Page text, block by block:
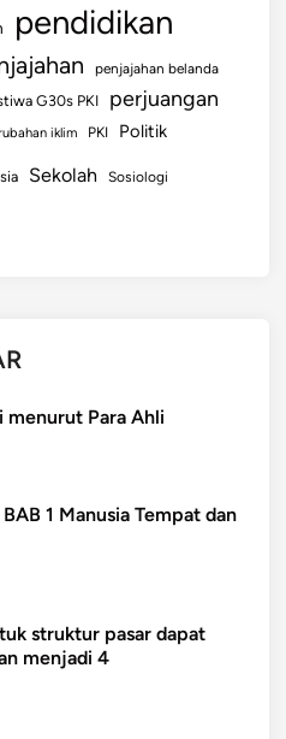
pendidikan
penjajahan belanda
G30s PKI perjuangan
iklim PKI Politik
Sekolah Sosiologi
menurut Para Ahli
1 Manusia Tempat dan
struktur pasar dapat
menjadi 4